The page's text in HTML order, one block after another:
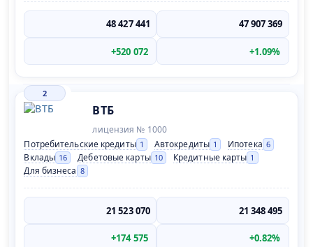
48 427 441 47 907 369
+520 072 +1.09%
2
ВТБ
лицензия № 1000
Потребительские кредиты 1 Автокредиты 1 Ипотека 6
Вклады 16 Дебетовые карты 10 Кредитные карты 1
Для бизнеса 8
21 523 070 21 348 495
+174 575 +0.82%